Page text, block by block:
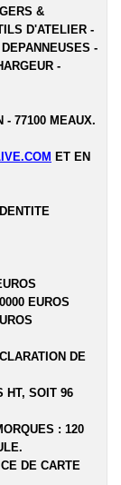
&
D'ATELIER -
-
-
- 77100 MEAUX.
ET EN
EUROS
DE
HT, SOIT 96
: 120
DE CARTE